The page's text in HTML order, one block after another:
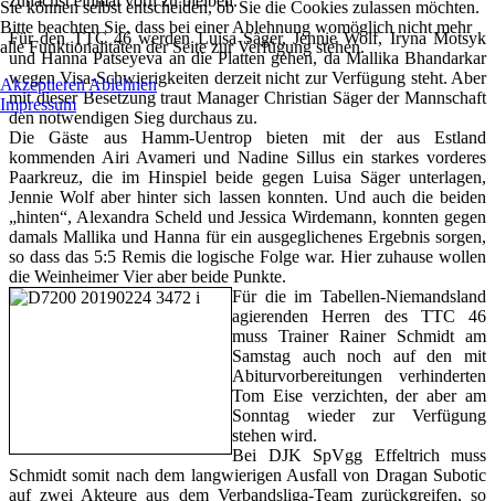
Für den TTC 46 werden Luisa Säger, Jennie Wolf, Iryna Motsyk
und Hanna Patseyeva an die Platten gehen, da Mallika Bhandarkar
wegen Visa-Schwierigkeiten derzeit nicht zur Verfügung steht. Aber
mit dieser Besetzung traut Manager Christian Säger der Mannschaft
den notwendigen Sieg durchaus zu.
Die Gäste aus Hamm-Uentrop bieten mit der aus Estland
kommenden Airi Avameri und Nadine Sillus ein starkes vorderes
Paarkreuz, die im Hinspiel beide gegen Luisa Säger unterlagen,
Jennie Wolf aber hinter sich lassen konnten. Und auch die beiden
„hinten“, Alexandra Scheld und Jessica Wirdemann, konnten gegen
damals Mallika und Hanna für ein ausgeglichenes Ergebnis sorgen,
so dass das 5:5 Remis die logische Folge war. Hier zuhause wollen
die Weinheimer Vier aber beide Punkte.
Für die im Tabellen-Niemandsland
agierenden Herren des TTC 46
muss Trainer Rainer Schmidt am
Samstag auch noch auf den mit
Abiturvorbereitungen verhinderten
Tom Eise verzichten, der aber am
Sonntag wieder zur Verfügung
stehen wird.
Bei DJK SpVgg Effeltrich muss
Schmidt somit nach dem langwierigen Ausfall von Dragan Subotic
auf zwei Akteure aus dem Verbandsliga-Team zurückgreifen, so
Sie können selbst entscheiden, ob Sie die Cookies zulassen möchten.
Bitte beachten Sie, dass bei einer Ablehnung womöglich nicht mehr
alle Funktionalitäten der Seite zur Verfügung stehen.
AkzeptierenAblehnen
Impressum